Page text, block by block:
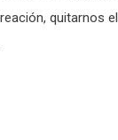
quitarnos el